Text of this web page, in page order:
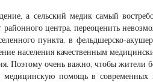
а сельский медик самый
центра, переоценить
пункта, в фельдшерско-
населения качественным
Поэтому очень важно, чтобы жители
медицинскую помощь в